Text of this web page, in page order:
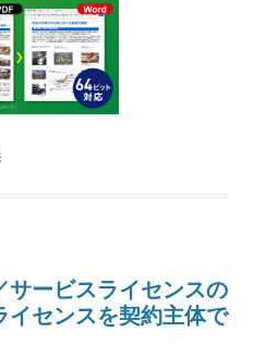
サービスライセンスの
センスを契約主体で